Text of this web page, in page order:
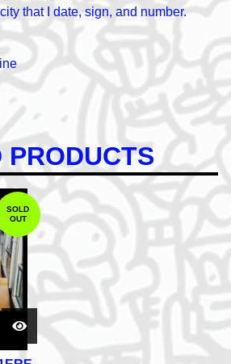
that I date, sign, and number.
PRODUCTS
SOLD
OUT